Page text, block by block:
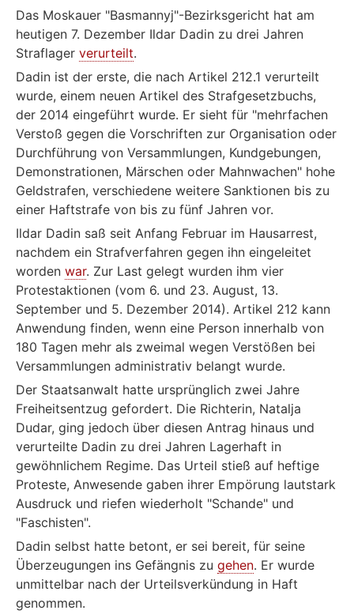
Das Moskauer "Basmannyj"-Bezirksgericht hat am
heutigen 7. Dezember Ildar Dadin zu drei Jahren
Straflager verurteilt.
Dadin ist der erste, die nach Artikel 212.1 verurteilt
wurde, einem neuen Artikel des Strafgesetzbuchs,
der 2014 eingeführt wurde. Er sieht für "mehrfachen
Verstoß gegen die Vorschriften zur Organisation oder
Durchführung von Versammlungen, Kundgebungen,
Demonstrationen, Märschen oder Mahnwachen" hohe
Geldstrafen, verschiedene weitere Sanktionen bis zu
einer Haftstrafe von bis zu fünf Jahren vor.
Ildar Dadin saß seit Anfang Februar im Hausarrest,
nachdem ein Strafverfahren gegen ihn eingeleitet
worden war. Zur Last gelegt wurden ihm vier
Protestaktionen (vom 6. und 23. August, 13.
September und 5. Dezember 2014). Artikel 212 kann
Anwendung finden, wenn eine Person innerhalb von
180 Tagen mehr als zweimal wegen Verstößen bei
Versammlungen administrativ belangt wurde.
Der Staatsanwalt hatte ursprünglich zwei Jahre
Freiheitsentzug gefordert. Die Richterin, Natalja
Dudar, ging jedoch über diesen Antrag hinaus und
verurteilte Dadin zu drei Jahren Lagerhaft in
gewöhnlichem Regime. Das Urteil stieß auf heftige
Proteste, Anwesende gaben ihrer Empörung lautstark
Ausdruck und riefen wiederholt "Schande" und
"Faschisten".
Dadin selbst hatte betont, er sei bereit, für seine
Überzeugungen ins Gefängnis zu gehen. Er wurde
unmittelbar nach der Urteilsverkündung in Haft
genommen.